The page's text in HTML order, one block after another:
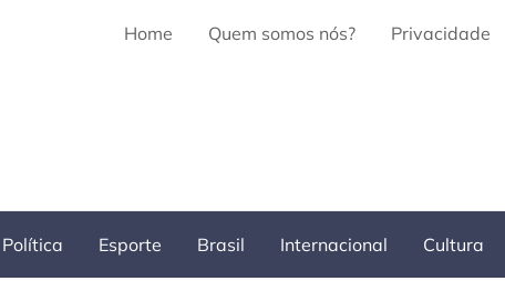
Home Quem somos nós? Privacidade
Política Esporte Brasil Internacional Cultura